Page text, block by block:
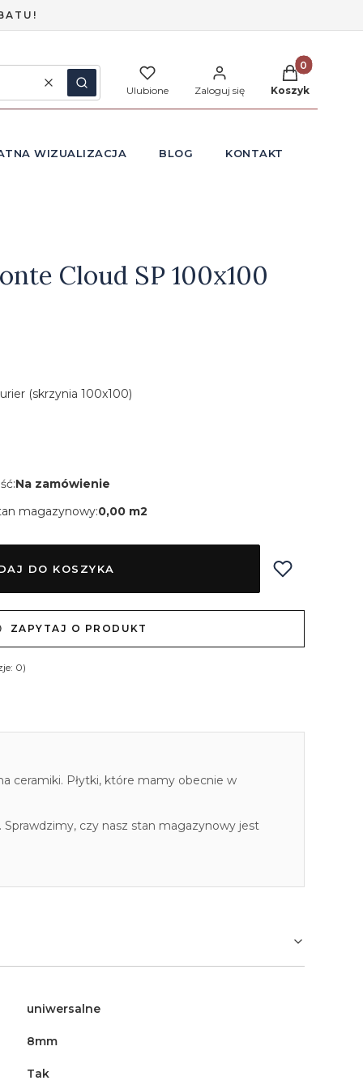
WyczyśćSzukaj Ulubione Zaloguj się
Produkty w
Koszyk
WIZUALIZACJA BLOG KONTAKT
Cloud SP 100x100
(skrzynia 100x100)
Na zamówienie
magazynowy:0,00 m2
DO KOSZYKA
ZAPYTAJ O PRODUKT
0)
ceramiki. Płytki, które mamy obecnie w
. Sprawdzimy, czy nasz stan magazynowy jest
uniwersalne
8mm
Tak